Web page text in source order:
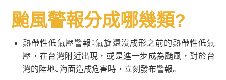
颱風警報分成哪幾類?
熱帶性低氣壓警報：氣旋還沒成形之前的熱帶性低氣
壓，在台灣附近出現，或是進一步成為颱風，對於台
灣的陸地、海面造成危害時，立刻發布警報。